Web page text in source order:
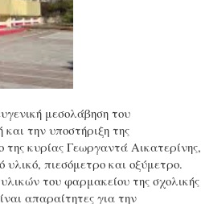
μεσολάβηση του
την υποστήριξη της
κυρίας Γεωργαντά Αικατερίνης,
πιεσόμετρο και οξύμετρο.
του φαρμακείου της σχολικής
απαραίτητες για την